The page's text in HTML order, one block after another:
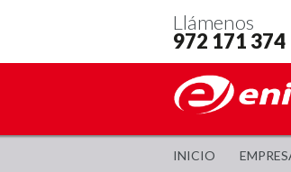
Llámenos
972 171 374
INICIO